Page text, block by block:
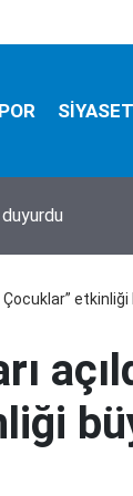
SİYASET
kayyum
Çocuklar”